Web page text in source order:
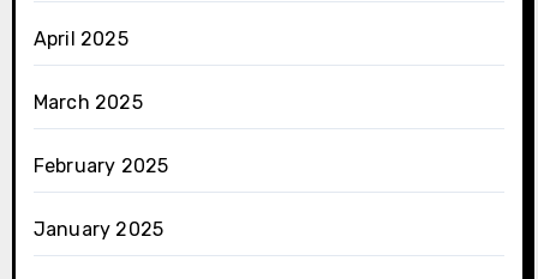
April 2025
March 2025
February 2025
January 2025